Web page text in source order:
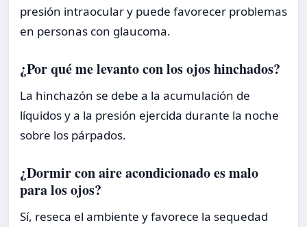
presión intraocular y puede favorecer problemas
en personas con glaucoma.
¿Por qué me levanto con los ojos hinchados?
La hinchazón se debe a la acumulación de
líquidos y a la presión ejercida durante la noche
sobre los párpados.
¿Dormir con aire acondicionado es malo
para los ojos?
Sí, reseca el ambiente y favorece la sequedad